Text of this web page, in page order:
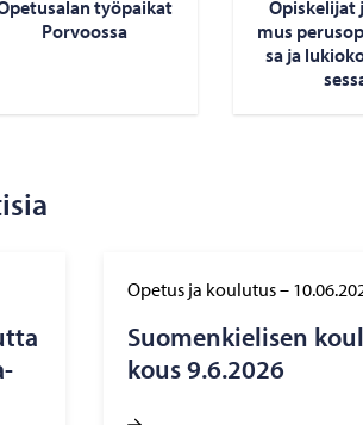
työ­pai­kat
Por­voos­sa
mus
sa ja
Opetus ja koulutus–
Suo­men­kie­li­sen
kous 9.6.2026